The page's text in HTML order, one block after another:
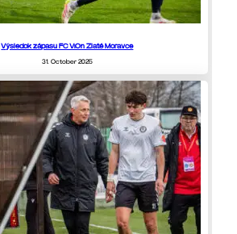
Výsledok zápasu FC ViOn Zlaté Moravce
31. October 2025